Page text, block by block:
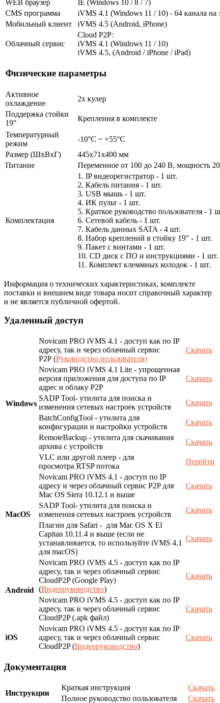
WEB браузер
IE (Windows 10 / 8 / 7)
CMS программа
iVMS 4.1 (Windows 11 / 10) - 64 канала на
Мобильный клиент
iVMS 4.5 (Android, iPhone)
Облачный сервис
Cloud Р2Р:
iVMS 4.1 (Windows 11 / 10)
iVMS 4.5, (Android / iPhone / iPad)
Физические параметры
Активное
охлаждение
2х кулер
Поддержка стойки
19"
Крепления в комплекте
Температурный
режим
-10°C ~ +55°C
Размер (ШxВxГ)
445x71х400 мм
Питание
Переменное от 100 до 240 В, мощность
Комплектация
1. IP видеорегистратор - 1 шт.
2. Кабель питания - 1 шт.
3. USB мышь - 1 шт.
4. ИК пульт - 1 шт.
5. Краткое руководство пользователя - 1
6. Сетевой кабель - 1 шт.
7. Кабель данных SATA - 4 шт.
8. Набор креплений в стойку 19" - 1 шт.
9. Пакет с винтами - 1 шт.
10. CD диск с ПО и инструкциями - 1 шт.
11. Комплект клеммных колодок - 1 шт.
Информация о технических характеристиках, комплекте
поставки и внешнем виде товара носит справочный характер
и не является публичной офертой.
Удаленный доступ
Windows
Novicam PRO iVMS 4.1 - доступ как по IP
адресу, так и через облачный сервис
P2P (Руководство пользователя)
Скачать
Novicam PRO iVMS 4.1 Lite - упрощенная
версия приложения для доступа по IP
адрес и облаку P2P
Скачать
SADP Tool- утилита для поиска и
изменения сетевых настроек устройств
Скачать
BatchConfigTool - утилита для
конфигурации и настройки устройств
Скачать
RemoteBackup - утилита для скачивания
архива с устройств
Скачать
VLC или другой плеер - для
просмотра RTSP потока
Перейти
MacOS
Novicam PRO iVMS 4.1 - доступ по IP
адресу и через облачный сервис P2P для
Mac OS Siera 10.12.1 и выше
Скачать
SADP Tool- утилита для поиска и
изменения сетевых настроек устройств
Скачать
Плагин для Safari - для Mac OS X El
Capitan 10.11.4 и выше (если не
устанавливается, то используйте iVMS 4.1
для macOS)
Скачать
Android
Novicam PRO iVMS 4.5 - доступ как по IP
адресу, так и через облачный сервис
CloudP2P (Google Play)
(Видеоруководство)
Скачать
Novicam PRO iVMS 4.5 - доступ как по IP
адресу, так и через облачный сервис
CloudP2P (.apk файл)
Скачать
iOS
Novicam PRO iVMS 4.5 - доступ как по IP
адресу, так и через облачный сервис
CloudP2P (Видеоруководство)
Скачать
Документация
Инструкции
Краткая инструкция
Скачать
Полное руководство пользователя
Скачать